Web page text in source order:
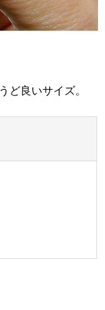
ど良いサイズ。